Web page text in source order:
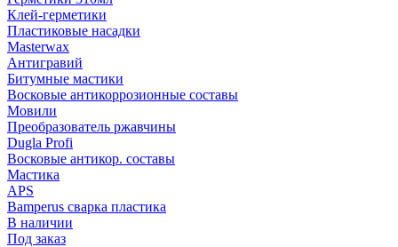
Клей-герметики
Пластиковые насадки
Masterwax
Антигравий
Битумные мастики
Восковые антикоррозионные составы
Мовили
Преобразователь ржавчины
Dugla Profi
Восковые антикор. составы
Мастика
APS
Bamperus сварка пластика
В наличии
Под заказ